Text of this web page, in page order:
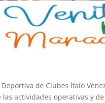
de Clubes Ítalo
las actividades operativas y